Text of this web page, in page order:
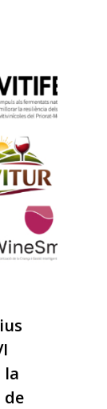
i la
la